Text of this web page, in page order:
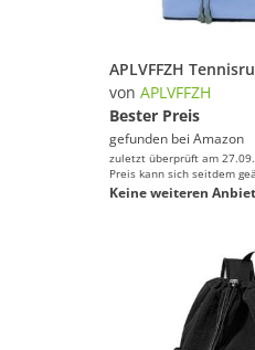
von APLVFFZH
Bester Preis
gefunden bei Amazon
zuletzt überprüft am
Preis kann sich seitdem
Keine weiteren